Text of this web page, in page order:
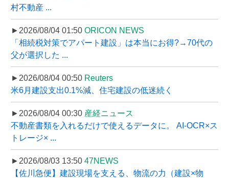
村不動産 ...
►2026/08/04 01:50 ORICON NEWS
「相続税対策でアパート建設」は本当にお得?→70代の
父が選択した ...
►2026/08/04 00:50 Reuters
米6月建設支出0.1%減、住宅建設の低迷続く
►2026/08/04 00:30 産経ニュース
不動産書類を入れるだけで使えるデータに。 AI-OCR×ス
トレージ× ...
►2026/08/03 13:50 47NEWS
【佐川急便】建設現場を支える、物流の力（建設×物